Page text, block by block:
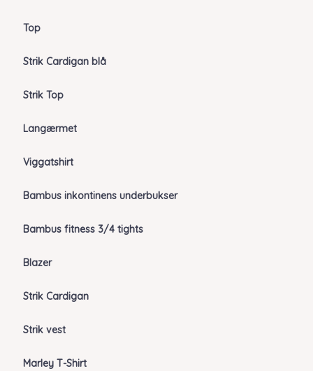
Top
Strik Cardigan blå
Strik Top
Langærmet
Viggatshirt
Bambus inkontinens underbukser
Bambus fitness 3/4 tights
Blazer
Strik Cardigan
Strik vest
Marley T-Shirt